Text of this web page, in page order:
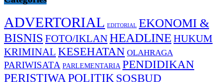
ADVERTORIAL EDITORIAL EKONOMI &
BISNIS FOTO/IKLANHEADLINE HUKUM
KRIMINAL KESEHATAN OLAHRAGA
PARIWISATA PARLEMENTARIA PENDIDIKAN
PERISTIWA POLITIK SOSBUD